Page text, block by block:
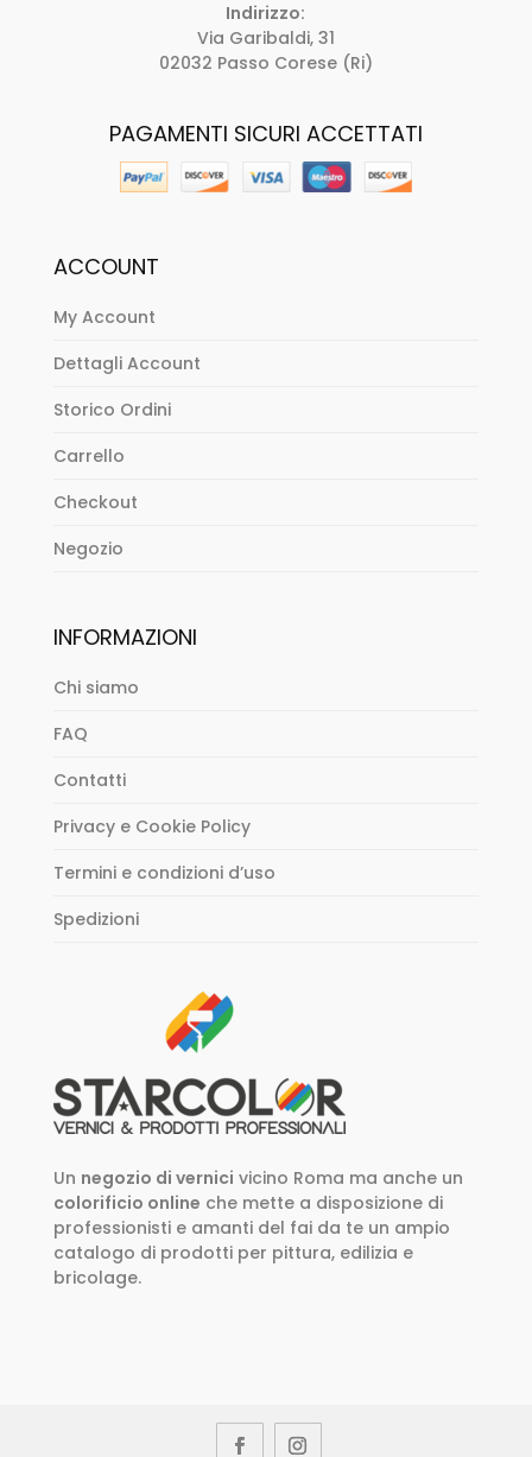
Indirizzo:
Via Garibaldi, 31
02032 Passo Corese (Ri)
PAGAMENTI SICURI ACCETTATI
ACCOUNT
My Account
Dettagli Account
Storico Ordini
Carrello
Checkout
Negozio
INFORMAZIONI
Chi siamo
FAQ
Contatti
Privacy e Cookie Policy
Termini e condizioni d’uso
Spedizioni
Un negozio di vernici vicino Roma ma anche un
colorificio online che mette a disposizione di
professionisti e amanti del fai da te un ampio
catalogo di prodotti per pittura, edilizia e
bricolage.